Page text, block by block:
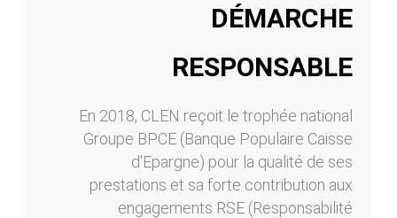
DÉMARCHE
RESPONSABLE
En 2018, CLEN reçoit le trophée national
Groupe BPCE (Banque Populaire Caisse
d'Epargne) pour la qualité de ses
prestations et sa forte contribution aux
engagements RSE (Responsabilité